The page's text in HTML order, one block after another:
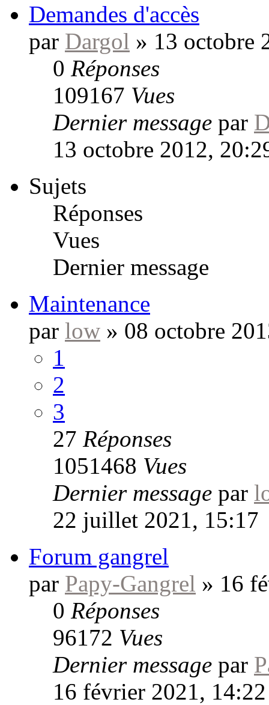
Demandes d'accès
par Dargol » 13 octobre
0 Réponses
109167 Vues
Dernier message par
13 octobre 2012,
Sujets
Réponses
Vues
Dernier message
Maintenance
par low » 08 octobre
1
2
3
27 Réponses
1051468 Vues
Dernier message par
22 juillet 2021, 15:17
Forum gangrel
par Papy-Gangrel » 16
0 Réponses
96172 Vues
Dernier message par
16 février 2021, 14:22